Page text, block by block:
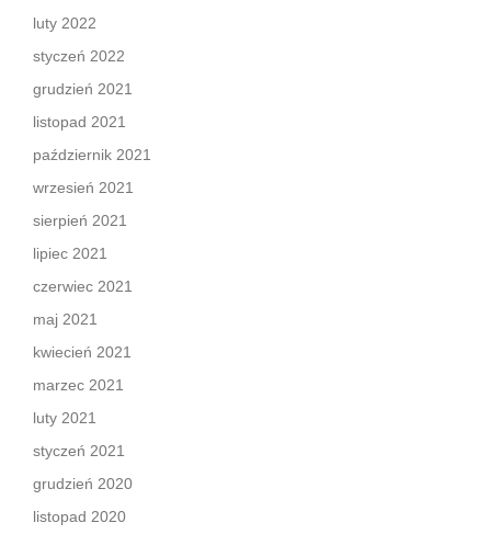
luty 2022
styczeń 2022
grudzień 2021
listopad 2021
październik 2021
wrzesień 2021
sierpień 2021
lipiec 2021
czerwiec 2021
maj 2021
kwiecień 2021
marzec 2021
luty 2021
styczeń 2021
grudzień 2020
listopad 2020